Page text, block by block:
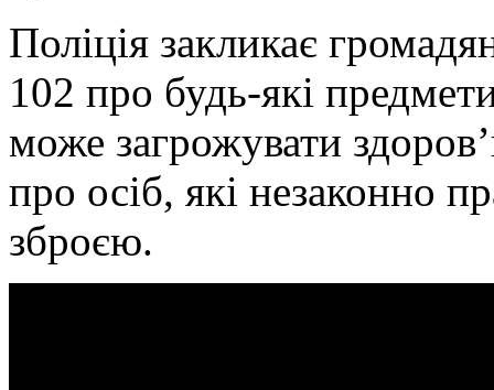
Поліція закликає
102 про будь-які
може загрожувати
про осіб, які незаконно
зброєю.